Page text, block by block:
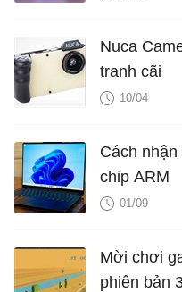
Nuca
tranh cãi
10/04
Cách
chip ARM
01/09
Mời chơi
phiên bản